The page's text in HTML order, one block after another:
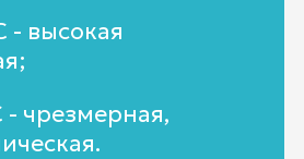
- высокая
чрезмерная,